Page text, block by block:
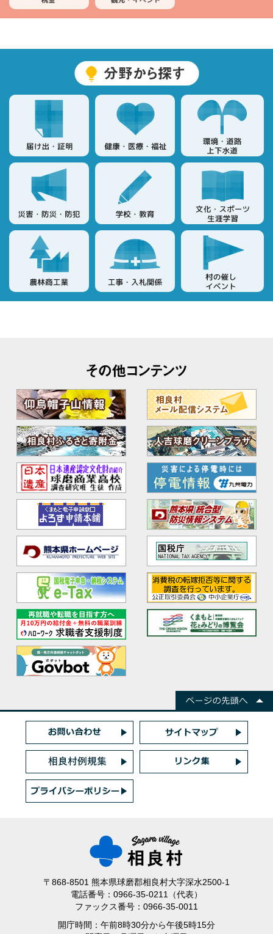
〒868-8501 熊本県球磨郡相良村大字深水2500-1
電話番号：0966-35-0211（代表）
ファックス番号：0966-35-0011
開庁時間：午前8時30分から午後5時15分